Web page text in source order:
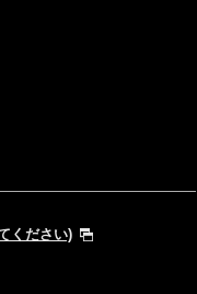
ください)